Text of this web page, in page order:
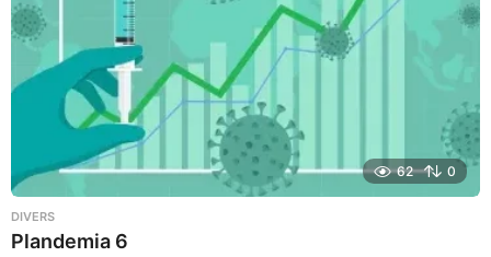
o
62 0
DIVERS
Plandemia 6